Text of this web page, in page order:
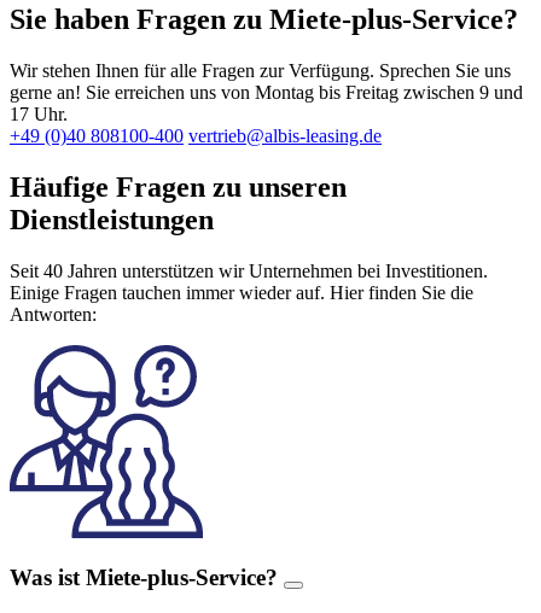
Sie haben Fragen zu Miete-plus-Service?
Wir stehen Ihnen für alle Fragen zur Verfügung. Sprechen Sie uns
gerne an! Sie erreichen uns von Montag bis Freitag zwischen 9 und
17 Uhr.
+49 (0)40 808100-400 vertrieb@albis-leasing.de
Häufige Fragen zu unseren
Dienstleistungen
Seit 40 Jahren unterstützen wir Unternehmen bei Investitionen.
Einige Fragen tauchen immer wieder auf. Hier finden Sie die
Antworten:
Was ist Miete-plus-Service?